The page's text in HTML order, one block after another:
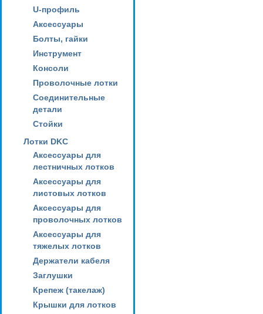
U-профиль
Аксессуары
Болты, гайки
Инструмент
Консоли
Проволочные лотки
Соединительные
детали
Стойки
Лотки DKC
Аксессуары для
лестничных лотков
Аксессуары для
листовых лотков
Аксессуары для
проволочных лотков
Аксессуары для
тяжелых лотков
Держатели кабеля
Заглушки
Крепеж (такелаж)
Крышки для лотков